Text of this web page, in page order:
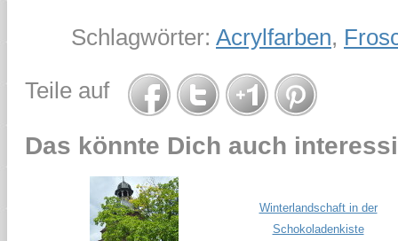
Schlagwörter: Acrylfarben,
Teile auf
Das könnte Dich auch
Winterlandschaft in der
Schokoladenkiste